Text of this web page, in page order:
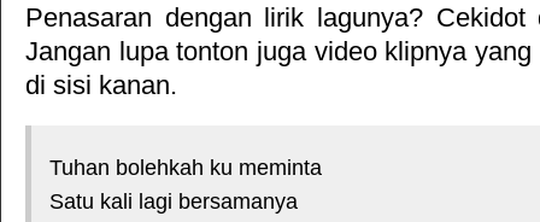
Penasaran dengan lirik lagunya?
Jangan lupa tonton juga video klipnya
di sisi kanan.
Tuhan bolehkah ku meminta
Satu kali lagi bersamanya